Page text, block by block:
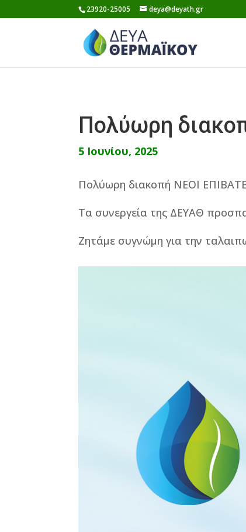
to
23920-25005 deya@deyath.gr
Πολύωρη
5 Ιουνίου, 2025
Πολύωρη διακοπή ΝΕΟΙ
Τα συνεργεία της ΔΕΥΑΘ
Ζητάμε συγνώμη για την